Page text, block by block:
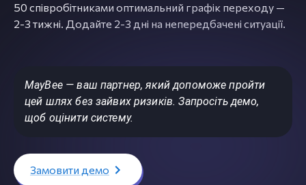
50 співробітниками оптимальний графік переходу —
2-3 тижні. Додайте 2-3 дні на непередбачені ситуації.
MayBee — ваш партнер, який допоможе пройти
цей шлях без зайвих ризиків. Запросіть демо,
щоб оцінити систему.
Замовити демо